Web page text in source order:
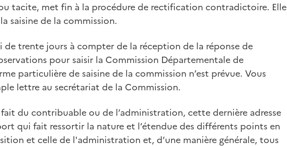
tacite, met fin à la procédure de rectification contradictoire. Elle
saisine de la commission.
de trente jours à compter de la réception de la réponse de
pour saisir la Commission Départementale de
particulière de saisine de la commission n’est prévue. Vous
lettre au secrétariat de la Commission.
du contribuable ou de l’administration, cette dernière adresse
qui fait ressortir la nature et l’étendue des différents points en
et celle de l'administration et, d’une manière générale, tous